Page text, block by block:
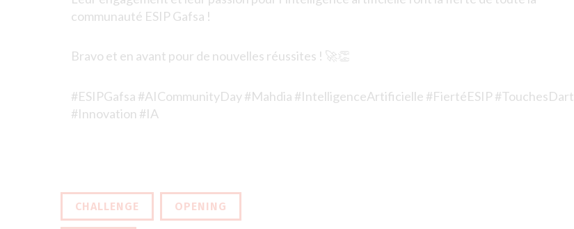
communauté ESIP Gafsa !
Bravo et en avant pour de nouvelles réussites ! 🚀👏
#ESIPGafsa #AICommunityDay #Mahdia #IntelligenceArtificielle #FiertéESIP #TouchesDart
#Innovation #IA
CHALLENGE OPENING